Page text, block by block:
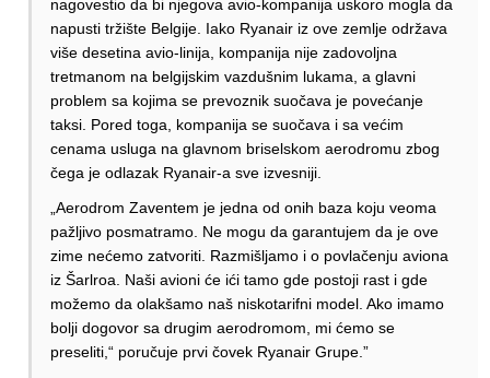
nagovestio da bi njegova avio-kompanija uskoro mogla da
napusti tržište Belgije. Iako Ryanair iz ove zemlje održava
više desetina avio-linija, kompanija nije zadovoljna
tretmanom na belgijskim vazdušnim lukama, a glavni
problem sa kojima se prevoznik suočava je povećanje
taksi. Pored toga, kompanija se suočava i sa većim
cenama usluga na glavnom briselskom aerodromu zbog
čega je odlazak Ryanair-a sve izvesniji.
„Aerodrom Zaventem je jedna od onih baza koju veoma
pažljivo posmatramo. Ne mogu da garantujem da je ove
zime nećemo zatvoriti. Razmišljamo i o povlačenju aviona
iz Šarlroa. Naši avioni će ići tamo gde postoji rast i gde
možemo da olakšamo naš niskotarifni model. Ako imamo
bolji dogovor sa drugim aerodromom, mi ćemo se
preseliti,“ poručuje prvi čovek Ryanair Grupe.”